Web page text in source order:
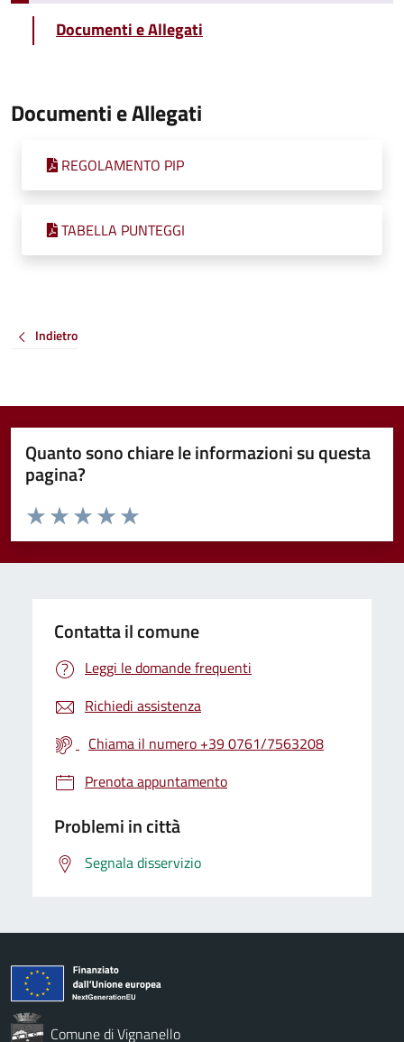
Documenti e Allegati
Documenti e Allegati
REGOLAMENTO PIP
TABELLA PUNTEGGI
Indietro
Quanto sono chiare le informazioni su questa
pagina?
Valuta da 1 a 5 stelle la pagina
Valuta 5 stelle su 5
Valuta 4 stelle su 5
Valuta 3 stelle su 5
Valuta 2 stelle su 5
Valuta 1 stelle su 5
Contatta il comune
Leggi le domande frequenti
Richiedi assistenza
Chiama il numero +39 0761/7563208
Prenota appuntamento
Problemi in città
Segnala disservizio
Comune di Vignanello